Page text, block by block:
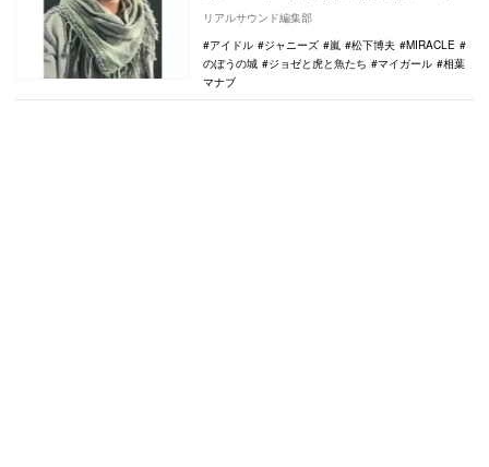
ンを元気に!! 相葉マナブ』の放送を開始、澤
部佑…
リアルサウンド編集部
アイドル
ジャニーズ 嵐 松下博夫
MIRACLE
のぼうの城
ジョゼと虎と魚たち マイガール
相葉
マナブ